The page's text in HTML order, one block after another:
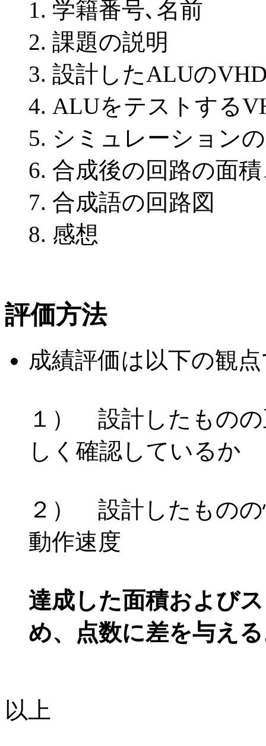
学籍番号､名前
課題の説明
設計したALUの
ALUをテストする
シミュレーション
合成後の回路の面
合成語の回路図
感想
評価方法
成績評価は以下の観
１） 設計したものの
しく確認しているか
２） 設計したもの
動作速度
達成した面積および
め、点数に差を与え
以上